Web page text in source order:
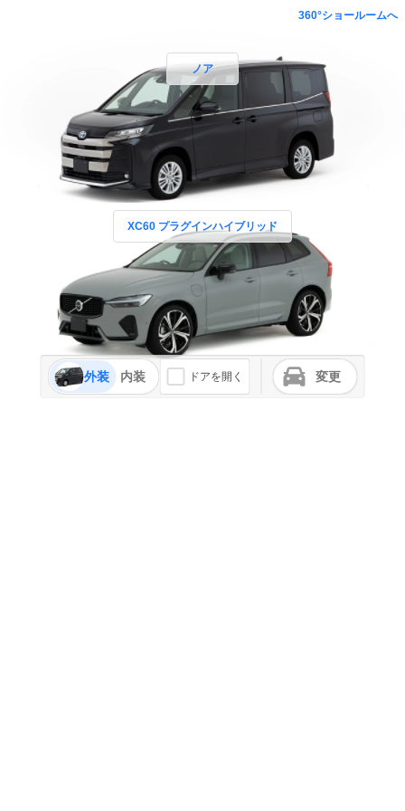
360°ショールームへ
ノア
XC60 プラグインハイブリッド
外装 内装 ドアを開く 変更